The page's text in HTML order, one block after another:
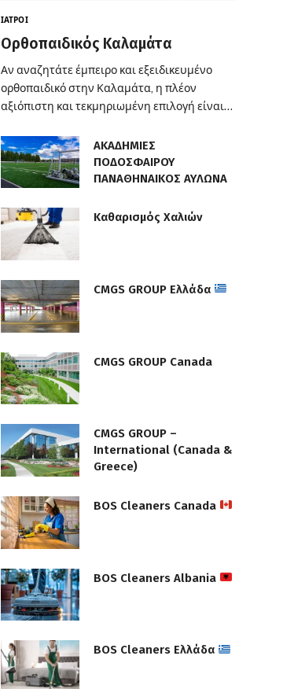
ΙΑΤΡΟΊ
Ορθοπαιδικός Καλαμάτα
Αν αναζητάτε έμπειρο και εξειδικευμένο
ορθοπαιδικό στην Καλαμάτα, η πλέον
αξιόπιστη και τεκμηριωμένη επιλογή είναι…
ΑΚΑΔΗΜΙΕΣ
ΠΟΔΟΣΦΑΙΡΟΥ
ΠΑΝΑΘΗΝΑΙΚΟΣ ΑΥΛΩΝΑ
Καθαρισμός Χαλιών
CMGS GROUP Ελλάδα
CMGS GROUP Canada
CMGS GROUP –
International (Canada &
Greece)
BOS Cleaners Canada
BOS Cleaners Albania
BOS Cleaners Ελλάδα